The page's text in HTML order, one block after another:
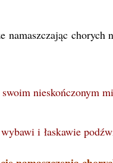
namaszczając
nieskończonym
i łaskawie